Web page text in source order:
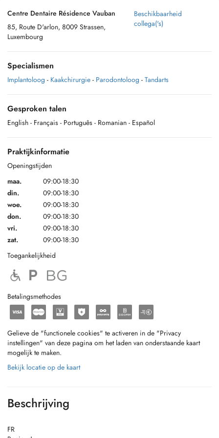
Centre Dentaire Résidence Vauban
85, Route D'arlon, 8009 Strassen,
Luxembourg
Beschikbaarheid
collega('s)
Specialismen
Implantoloog - Kaakchirurgie - Parodontoloog - Tandarts
Gesproken talen
English - Français - Português - Romanian - Español
Praktijkinformatie
Openingstijden
maa.
09:00-18:30
din.
09:00-18:30
woe.
09:00-18:30
don.
09:00-18:30
vri.
09:00-18:30
zat.
09:00-18:30
Toegankelijkheid
Betalingsmethodes
Gelieve de "functionele cookies" te activeren in de "Privacy
instellingen" van deze pagina om het laden van onderstaande kaart
mogelijk te maken.
Bekijk locatie op de kaart
Beschrijving
FR